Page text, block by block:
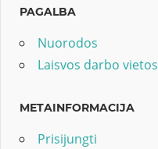
PAGALBA
Nuorodos
Laisvos darbo vietos
METAINFORMACIJA
Prisijungti